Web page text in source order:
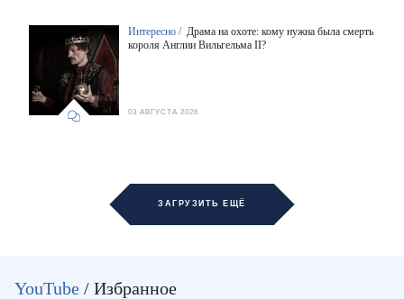
Интересно / Драма на охоте: кому нужна была смерть
короля Англии Вильгельма II?
03 АВГУСТА 2026
ЗАГРУЗИТЬ ЕЩЁ
YouTube / Избранное